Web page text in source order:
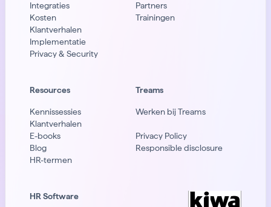
Integraties
Kosten
Klantverhalen
Implementatie
Privacy & Security
Partners
Trainingen
Resources
Kennissessies
Klantverhalen
E-books
Blog
HR-termen
Treams
Werken bij Treams
Privacy Policy
Responsible disclosure
HR Software